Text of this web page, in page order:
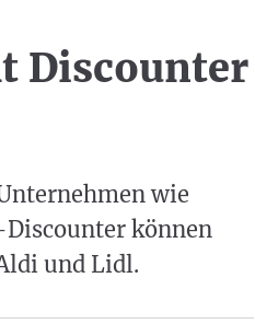
Discounter
wie
können
und Lidl.